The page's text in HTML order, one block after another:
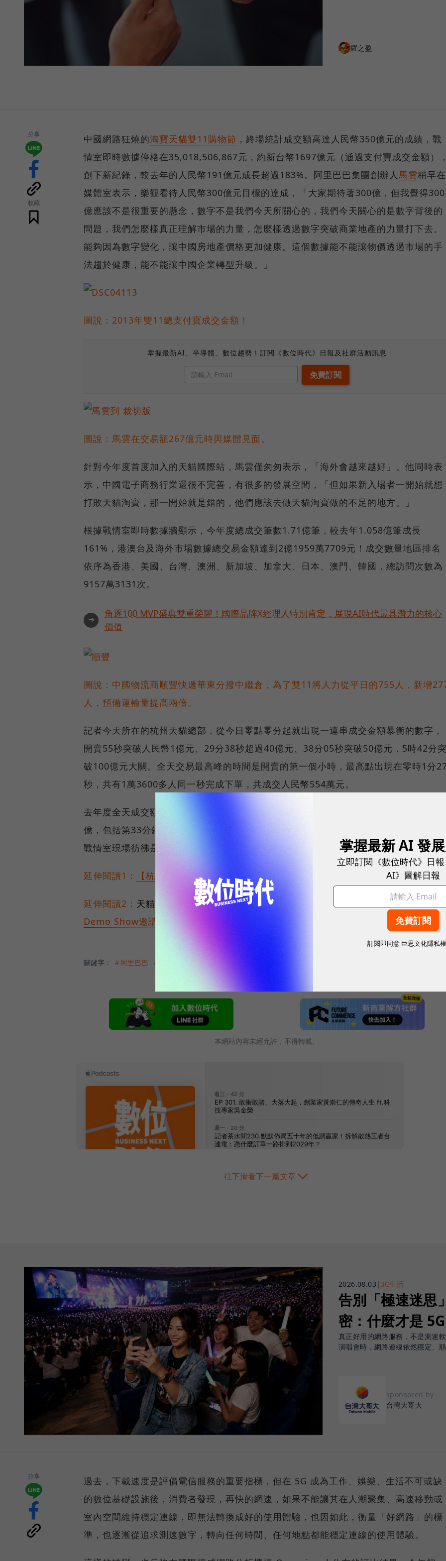
羅之盈
分享
收藏
中國網路狂燒的淘寶天貓雙11購物節 ，終場統計成交額高達人民幣350億元的成績，戰
情室即時數據停格在35,018,506,867元，約新台幣1697億元（通過支付寶成交金額）
創下新紀錄，較去年的人民幣191億元成長超過183%。阿里巴巴集團創辦人馬雲稍早在
媒體室表示，樂觀看待人民幣300億元目標的達成，「大家期待著300億，但我覺得300
億應該不是很重要的懸念，數字不是我們今天所關心的，我們今天關心的是數字背後的
問題，我們怎麼樣真正理解市場的力量，怎麼樣透過數字突破商業地產的力量打下去。
能夠因為數字變化，讓中國房地產價格更加健康。這個數據能不能讓物價透過市場的手
法趨於健康，能不能讓中國企業轉型升級。」
圖說：2013年雙11總支付寶成交金額！
掌握最新AI、半導體、數位趨勢！訂閱《數位時代》日報及社群活動訊息
圖說：馬雲在交易額267億元時與媒體見面。
針對今年度首度加入的天貓國際站，馬雲僅匆匆表示，「海外會越來越好」。他同時表
示，中國電子商務行業還很不完善，有很多的發展空間，「但如果新入場者一開始就想
打敗天貓淘寶，那一開始就是錯的，他們應該去做天貓淘寶做的不足的地方。」
根據戰情室即時數據牆顯示，今年度總成交筆數1.71億筆，較去年1.058億筆成長
161%，港澳台及海外市場數據總交易金額達到2億1959萬7709元！成交數量地區排名
依序為香港、美國、台灣、澳洲、新加坡、加拿大、日本、澳門、韓國，總訪問次數為
9157萬3131次。
➜
角逐100 MVP盛典雙重榮耀！國際品牌X經理人特別肯定，展現AI時代最具潛力的核心
價值
圖說：中國物流商順豐快遞華東分撥中繼倉，為了雙11將人力從平日的755人，新增
人，預備運輸量提高兩倍。
記者今天所在的杭州天貓總部，從今日零點零分起就出現一連串成交金額暴衝的數字，
開賣55秒突破人民幣1億元、29分38秒超過40億元、38分05秒突破50億元，5時42分
破100億元大關。全天交易最高峰的時間是開賣的第一個小時，最高點出現在零時1分
秒，共有1萬3600多人同一秒完成下單，共成交人民幣554萬元。
去年度全天成交額破1億元的商家共有三家，但今年度在第一小時之內就有兩個商家破
億，包括第33分鐘的小米手機，約若在凌晨一點左右，服裝類別率先超過1億元成交額
戰情室現場彷彿是總統大選開票之夜。
延伸閱讀1： 【杭州直擊1】淘寶天貓雙11開賣，第1分鐘交易額突破1億元人民幣！
延伸閱讀2： 天貓和馬雲創造350億驚人佳績，背後的創新思維是關鍵！
12/12創業之星
Demo Show邀請你一起看見台灣的創新創業力量(11/20前有早鳥票)
關鍵字： ＃阿里巴巴 ＃天貓
本網站內容未經允許，不得轉載。
往下滑看下一篇文章
2026.08.03 | 3C生活
告別「極速迷
密：什麼才是
真正好用的網路服務，不是測速
演唱會時，網路連線依然穩定、
sponsored by
台灣大哥大
分享
過去，下載速度是評價電信服務的重要指標，但在 5G 成為工作、娛樂、生活不可或缺
的數位基礎設施後，消費者發現，再快的網速，如果不能讓其在人潮聚集、高速移動或
室內空間維持穩定連線，即無法轉換成好的使用體驗，也因如此，衡量「好網路」的標
準，也逐漸從追求測速數字，轉向任何時間、任何地點都能穩定連線的使用體驗。
掌握最新 AI 發
立即訂閱《數位時代》日
AI》圖解日報
訂閱即同意 巨思文化隱私